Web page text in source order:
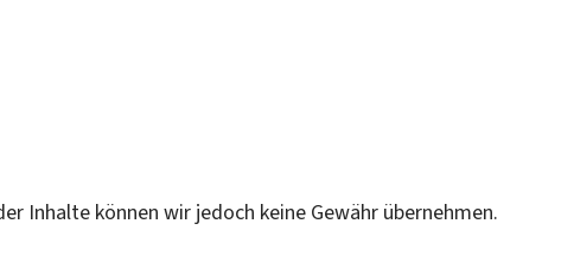
Inhalte können wir jedoch keine Gewähr übernehmen.